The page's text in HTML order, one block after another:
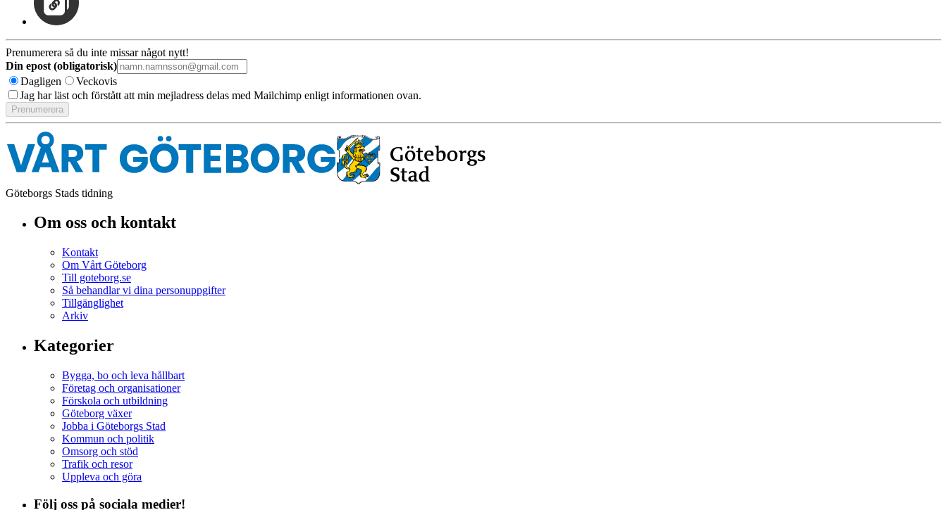
Prenumerera så du inte missar något nytt!
Din epost (obligatorisk)
Dagligen
Veckovis
Jag har läst och förstått att min mejladress delas med Mailchimp enligt informationen ovan.
Göteborgs Stads tidning
Om oss och kontakt
Kontakt
Om Vårt Göteborg
Till goteborg.se
Så behandlar vi dina personuppgifter
Tillgänglighet
Arkiv
Kategorier
Bygga, bo och leva hållbart
Företag och organisationer
Förskola och utbildning
Göteborg växer
Jobba i Göteborgs Stad
Kommun och politik
Omsorg och stöd
Trafik och resor
Uppleva och göra
Följ oss på sociala medier!